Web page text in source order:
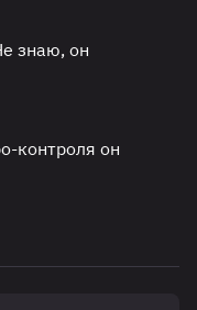
знаю, он
контроля он